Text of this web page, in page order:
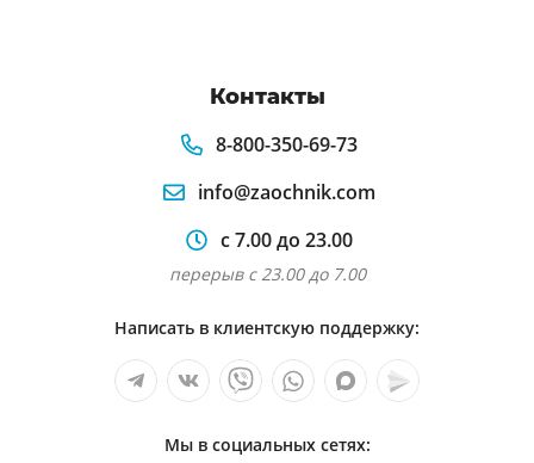
Контакты
8-800-350-69-73
info@zaochnik.com
с 7.00 до 23.00
перерыв с 23.00 до 7.00
Написать в клиентскую поддержку:
Мы в социальных сетях: